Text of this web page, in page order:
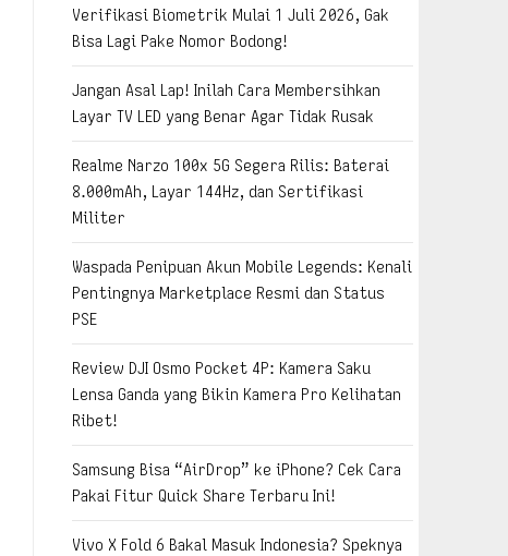
Verifikasi Biometrik Mulai 1 Juli 2026, Gak
Bisa Lagi Pake Nomor Bodong!
Jangan Asal Lap! Inilah Cara Membersihkan
Layar TV LED yang Benar Agar Tidak Rusak
Realme Narzo 100x 5G Segera Rilis: Baterai
8.000mAh, Layar 144Hz, dan Sertifikasi
Militer
Waspada Penipuan Akun Mobile Legends: Kenali
Pentingnya Marketplace Resmi dan Status
PSE
Review DJI Osmo Pocket 4P: Kamera Saku
Lensa Ganda yang Bikin Kamera Pro Kelihatan
Ribet!
Samsung Bisa “AirDrop” ke iPhone? Cek Cara
Pakai Fitur Quick Share Terbaru Ini!
Vivo X Fold 6 Bakal Masuk Indonesia? Speknya